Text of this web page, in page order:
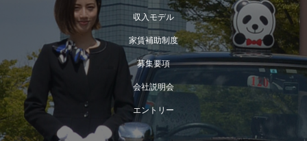
収入モデル
家賃補助制度
募集要項
会社説明会
エントリー